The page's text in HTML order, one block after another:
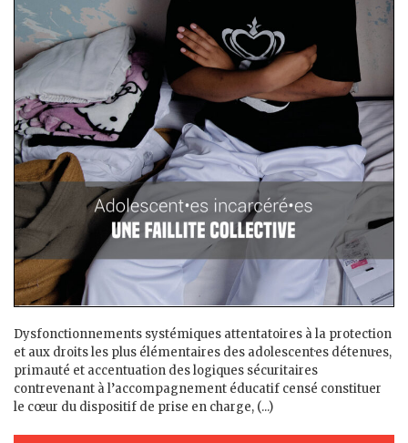
Dysfonctionnements systémiques attentatoires à la protection
et aux droits les plus élémentaires des adolescent·es détenu·es,
primauté et accentuation des logiques sécuritaires
contrevenant à l’accompagnement éducatif censé constituer
le cœur du dispositif de prise en charge, (...)